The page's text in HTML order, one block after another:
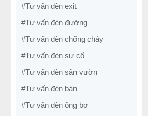
#Tư vấn đèn exit
#Tư vấn đèn đường
#Tư vấn đèn chống cháy
#Tư vấn đèn sự cố
#Tư vấn đèn sân vườn
#Tư vấn đèn bàn
#Tư vấn đèn ống bơ